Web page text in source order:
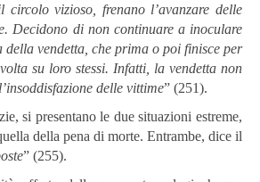
circolo vizioso, frenano l’avanzare delle
Decidono di non continuare a inoculare
della vendetta, che prima o poi finisce per
su loro stessi. Infatti, la vendetta non
delle vittime” (251).
si presentano le due situazioni estreme,
della pena di morte. Entrambe, dice il
” (255).